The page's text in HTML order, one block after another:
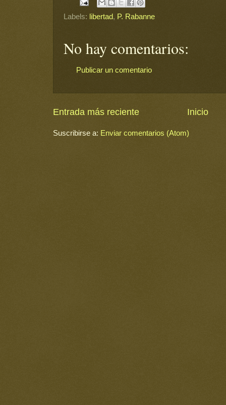
Labels: libertad, P. Rabanne
No hay comentarios:
Publicar un comentario
Entrada más reciente Inicio
Suscribirse a: Enviar comentarios (Atom)